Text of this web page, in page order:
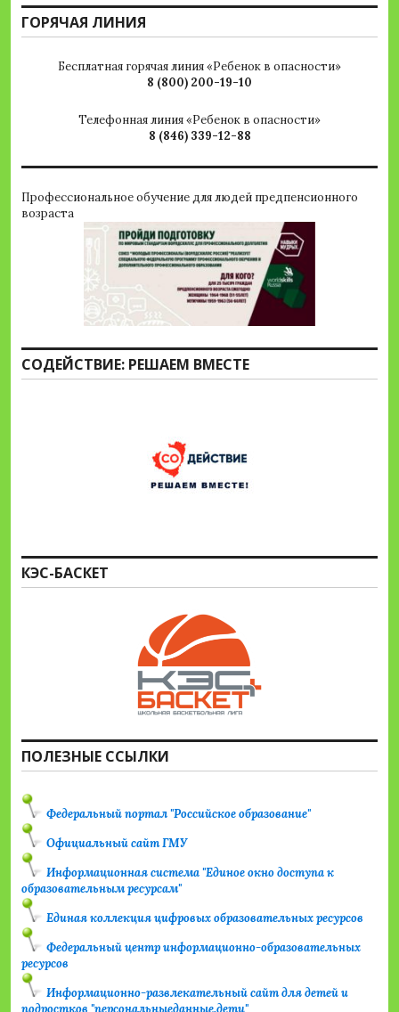
ГОРЯЧАЯ ЛИНИЯ
Бесплатная горячая линия «Ребенок в опасности»
8 (800) 200-19-10
Телефонная линия «Ребенок в опасности»
8 (846) 339-12-88
Профессиональное обучение для людей предпенсионного
возраста
СОДЕЙСТВИЕ: РЕШАЕМ ВМЕСТЕ
КЭС-БАСКЕТ
ПОЛЕЗНЫЕ ССЫЛКИ
Федеральный портал "Российское образование"
Официальный сайт ГМУ
Информационная система "Единое окно доступа к
образовательным ресурсам"
Единая коллекция цифровых образовательных ресурсов
Федеральный центр информационно-образовательных
ресурсов
Информационно-развлекательный сайт для детей и
подростков "персональныеданные.дети"